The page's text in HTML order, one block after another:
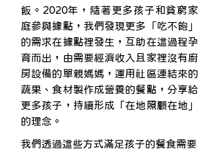
飯。2020年，隨著更多孩子和貧窮家
庭參與據點，我們發現更多「吃不飽」
的需求在據點裡發生，互助在這過程孕
育而出，由需要經濟收入且家裡沒有廚
房設備的單親媽媽，運用社區連結來的
蔬果、食材製作成營養的餐點，分享給
更多孩子，持續形成「在地照顧在地」
的理念。
我們透過這些方式滿足孩子的餐食需要